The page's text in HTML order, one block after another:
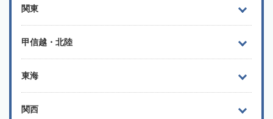
関東
甲信越・北陸
東海
関西